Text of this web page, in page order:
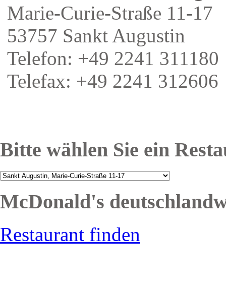
Marie-Curie-Straße 11-17
53757 Sankt Augustin
Telefon: +49 2241 311180
Telefax: +49 2241 312606
Bitte wählen Sie ein
McDonald's
Restaurant finden